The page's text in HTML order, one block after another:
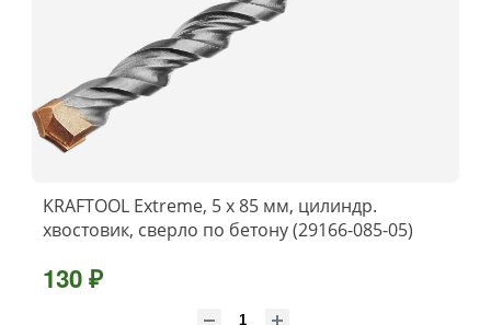
KRAFTOOL Extreme, 5 х 85 мм, цилиндр.
хвостовик, сверло по бетону (29166-085-05)
130 ₽